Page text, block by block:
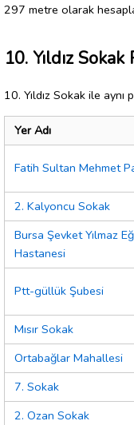
297 metre olarak
10. Yıldız
10. Yıldız Sokak ile
Yer Adı
Fatih Sultan Mehmet
2. Kalyoncu Sokak
Bursa Şevket Yılmaz
Hastanesi
Ptt-güllük Şubesi
Mısır Sokak
Ortabağlar Mahallesi
7. Sokak
2. Ozan Sokak